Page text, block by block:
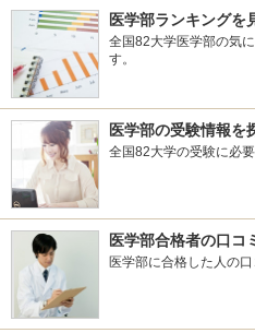
医学部ランキングを
全国82大学医学部の気
す。
医学部の受験情報を
全国82大学の受験に必
医学部合格者の口コ
医学部に合格した人の